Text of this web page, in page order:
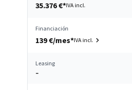
35.376 €*IVA incl.
Financiación
139 €/mes*IVA incl.
Leasing
–